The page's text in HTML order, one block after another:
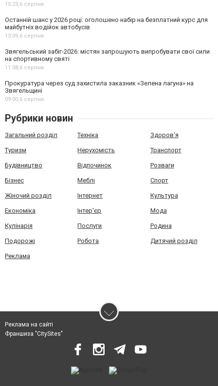
15:23,6 серпня
Останній шанс у 2026 році: оголошено набір на безплатний курс для
майбутніх водійок автобусів
13:09,6 серпня
Звягельський забіг-2026: містян запрошують випробувати свої сили
на спортивному святі
11:08,6 серпня
Прокуратура через суд захистила заказник «Зелена лагуна» на
Звягельщині
09:00,6 серпня
Рубрики новин
Загальний розділ Техніка Здоров'я
Туризм Нерухомість Транспорт
Будівництво Відпочинок Розваги
Бізнес Меблі Спорт
Жіночий розділ Інтернет Культура
Економіка Інтер'єр Мода
Кулінарія Послуги Родина
Подорожі Робота Дитячий розділ
Реклама
Реклама на сайті
Франшиза "CitySites"